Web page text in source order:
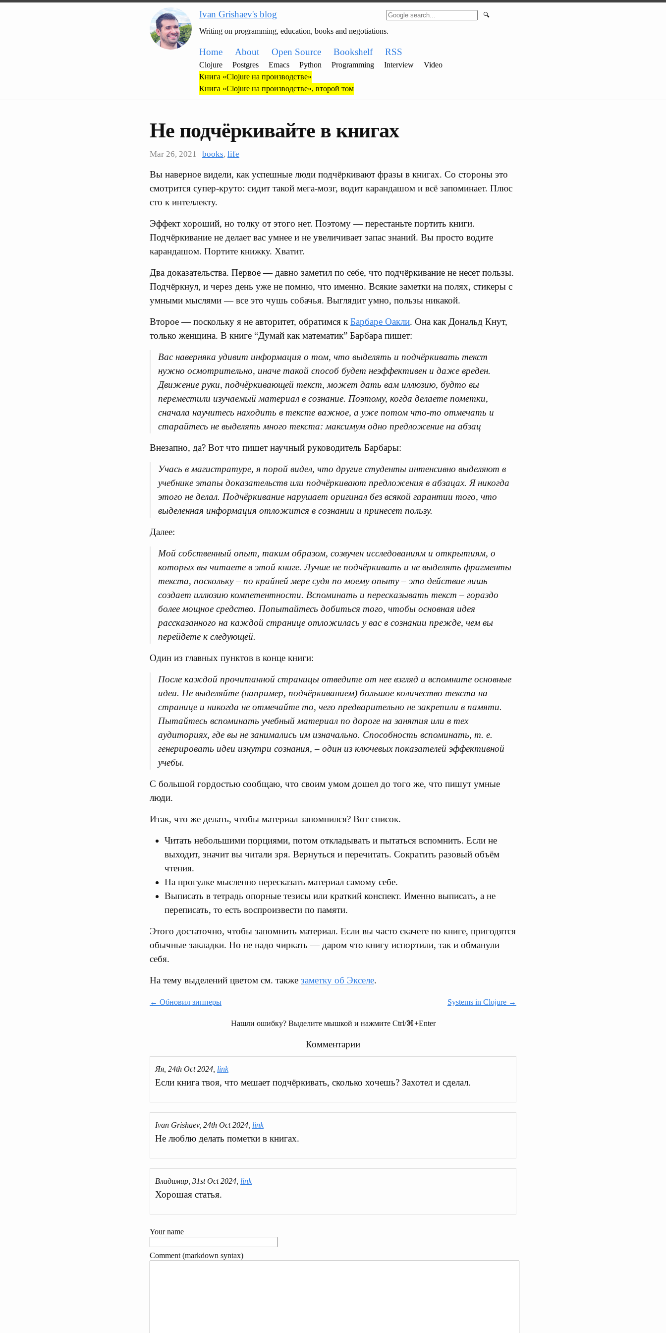
Ivan Grishaev's blog 🔍
Writing on programming, education, books and negotiations.
Home About Open Source Bookshelf RSS
Clojure Postgres Emacs Python Programming Interview
Video
Книга «Clojure на производстве»
Книга «Clojure на производстве», второй том
Не подчёркивайте в книгах
Mar 26, 2021 books, life
Вы наверное видели, как успешные люди подчёркивают фразы в книгах. Со стороны это
смотрится супер-круто: сидит такой мега-мозг, водит карандашом и всё запоминает. Плюс
сто к интеллекту.
Эффект хороший, но толку от этого нет. Поэтому — перестаньте портить книги.
Подчёркивание не делает вас умнее и не увеличивает запас знаний. Вы просто водите
карандашом. Портите книжку. Хватит.
Два доказательства. Первое — давно заметил по себе, что подчёркивание не несет пользы.
Подчёркнул, и через день уже не помню, что именно. Всякие заметки на полях, стикеры с
умными мыслями — все это чушь собачья. Выглядит умно, пользы никакой.
Второе — поскольку я не авторитет, обратимся к Барбаре Оакли. Она как Дональд Кнут,
только женщина. В книге “Думай как математик” Барбара пишет:
Вас наверняка удивит информация о том, что выделять и подчёркивать текст
нужно осмотрительно, иначе такой способ будет неэффективен и даже вреден.
Движение руки, подчёркивающей текст, может дать вам иллюзию, будто вы
переместили изучаемый материал в сознание. Поэтому, когда делаете пометки,
сначала научитесь находить в тексте важное, а уже потом что-то отмечать и
старайтесь не выделять много текста: максимум одно предложение на абзац
Внезапно, да? Вот что пишет научный руководитель Барбары:
Учась в магистратуре, я порой видел, что другие студенты интенсивно выделяют в
учебнике этапы доказательств или подчёркивают предложения в абзацах. Я никогда
этого не делал. Подчёркивание нарушает оригинал без всякой гарантии того, что
выделенная информация отложится в сознании и принесет пользу.
Далее:
Мой собственный опыт, таким образом, созвучен исследованиям и открытиям, о
которых вы читаете в этой книге. Лучше не подчёркивать и не выделять фрагменты
текста, поскольку – по крайней мере судя по моему опыту – это действие лишь
создает иллюзию компетентности. Вспоминать и пересказывать текст – гораздо
более мощное средство. Попытайтесь добиться того, чтобы основная идея
рассказанного на каждой странице отложилась у вас в сознании прежде, чем вы
перейдете к следующей.
Один из главных пунктов в конце книги:
После каждой прочитанной страницы отведите от нее взгляд и вспомните основные
идеи. Не выделяйте (например, подчёркиванием) большое количество текста на
странице и никогда не отмечайте то, чего предварительно не закрепили в памяти.
Пытайтесь вспоминать учебный материал по дороге на занятия или в тех
аудиториях, где вы не занимались им изначально. Способность вспоминать, т. е.
генерировать идеи изнутри сознания, – один из ключевых показателей эффективной
учебы.
С большой гордостью сообщаю, что своим умом дошел до того же, что пишут умные
люди.
Итак, что же делать, чтобы материал запомнился? Вот список.
Читать небольшими порциями, потом откладывать и пытаться вспомнить. Если не
выходит, значит вы читали зря. Вернуться и перечитать. Сократить разовый объём
чтения.
На прогулке мысленно пересказать материал самому себе.
Выписать в тетрадь опорные тезисы или краткий конспект. Именно выписать, а не
переписать, то есть воспроизвести по памяти.
Этого достаточно, чтобы запомнить материал. Если вы часто скачете по книге, пригодятся
обычные закладки. Но не надо чиркать — даром что книгу испортили, так и обманули
себя.
На тему выделений цветом см. также заметку об Экселе.
← Обновил зипперы Systems in Clojure →
Нашли ошибку? Выделите мышкой и нажмите Ctrl/⌘+Enter
Комментарии
Яя, 24th Oct 2024, link
Если книга твоя, что мешает подчёркивать, сколько хочешь? Захотел и сделал.
Ivan Grishaev, 24th Oct 2024, link
Не люблю делать пометки в книгах.
Владимир, 31st Oct 2024, link
Хорошая статья.
Your name
Comment (markdown syntax)